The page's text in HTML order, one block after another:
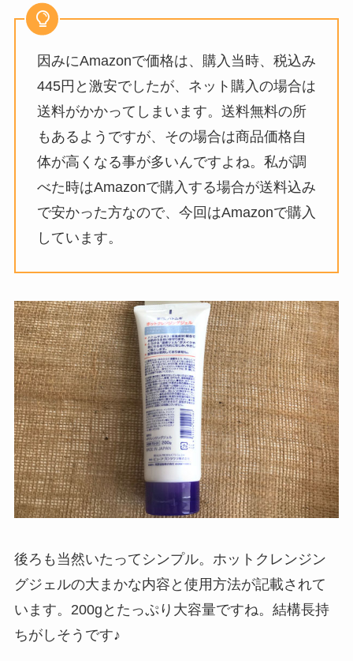
因みにAmazonで価格は、購入当時、税込み
445円と激安でしたが、ネット購入の場合は
送料がかかってしまいます。送料無料の所
もあるようですが、その場合は商品価格自
体が高くなる事が多いんですよね。私が調
べた時はAmazonで購入する場合が送料込み
で安かった方なので、今回はAmazonで購入
しています。
後ろも当然いたってシンプル。ホットクレンジン
グジェルの大まかな内容と使用方法が記載されて
います。200gとたっぷり大容量ですね。結構長持
ちがしそうです♪